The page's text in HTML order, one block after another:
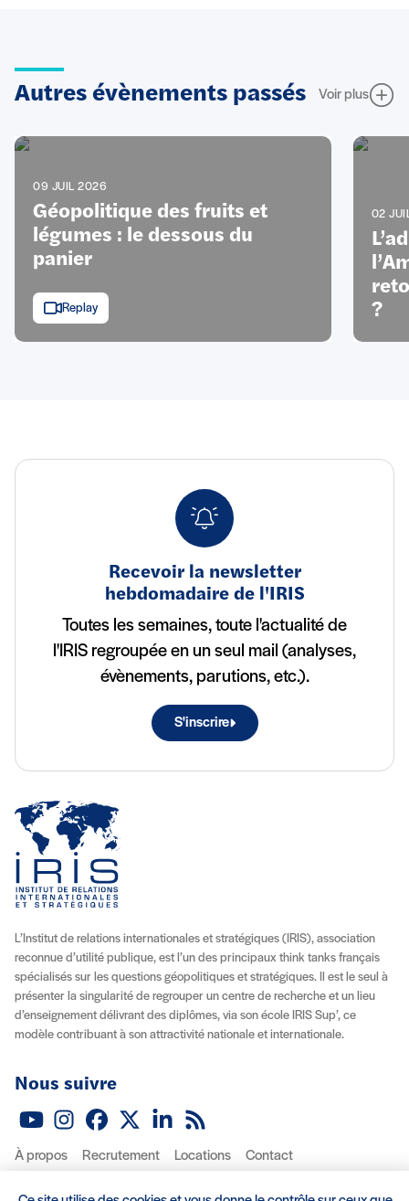
Autres évènements passés Voir plus
09 JUIL 2026
Géopolitique des fruits et
légumes : le dessous du
panier
Replay
02
?
Recevoir la newsletter
hebdomadaire de l'IRIS
Toutes les semaines, toute l'actualité de
l'IRIS regroupée en un seul mail (analyses,
évènements, parutions, etc.).
S'inscrire
L’Institut de relations internationales et stratégiques (IRIS), association
reconnue d’utilité publique, est l’un des principaux think tanks français
spécialisés sur les questions géopolitiques et stratégiques. Il est le seul à
présenter la singularité de regrouper un centre de recherche et un lieu
d’enseignement délivrant des diplômes, via son école IRIS Sup’, ce
modèle contribuant à son attractivité nationale et internationale.
Nous suivre
YoutubeInstagramFacebookX (Twitter)
LinkedinFlux RSS
À propos
Recrutement Locations Contact